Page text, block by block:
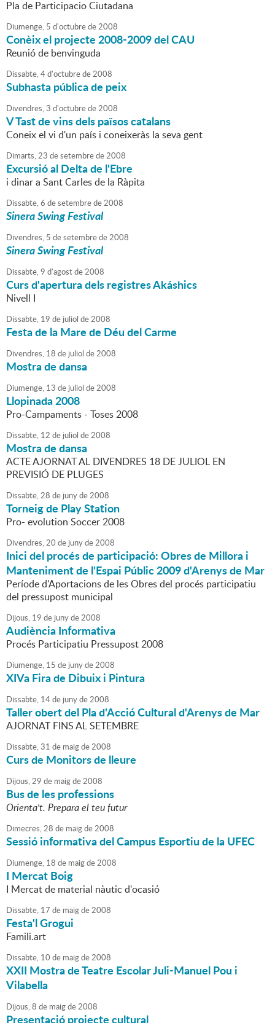
Pla de Participacio Ciutadana
Diumenge, 5 d'octubrede2008
Conèix el projecte 2008-2009 del CAU
Reunió de benvinguda
Dissabte,4d'octubrede2008
Subhasta pública de peix
Divendres,3 d'octubrede2008
V Tast de vins dels països catalans
Coneix el vi d'un país i coneixeràs la seva gent
Dimarts,23 desetembrede2008
Excursió al Delta de l'Ebre
i dinar a Sant Carles de la Ràpita
Dissabte,6 desetembrede2008
Sinera Swing Festival
Divendres, 5 desetembrede2008
Sinera Swing Festival
Dissabte,9 d'agostde2008
Curs d'apertura dels registres Akáshics
Nivell I
Dissabte, 19 de juliol de2008
Festa de la Mare de Déu del Carme
Divendres, 18 de juliol de2008
Mostra de dansa
Diumenge, 13 de juliol de2008
Llopinada 2008
Pro-Campaments - Toses 2008
Dissabte, 12 de juliol de2008
Mostra de dansa
ACTE AJORNAT AL DIVENDRES 18 DE JULIOL EN
PREVISIÓ DE PLUGES
Dissabte,28 de junyde2008
Torneig de Play Station
Pro- evolution Soccer 2008
Divendres,20 de junyde2008
Inici del procés de participació: Obres de Millora i
Manteniment de l'Espai Públic 2009 d'Arenys de Mar
Període d'Aportacions de les Obres del procés participatiu
del pressupost municipal
Dijous, 19 de junyde2008
Audiència Informativa
Procés Participatiu Pressupost 2008
Diumenge, 15 de junyde2008
XIVa Fira de Dibuix i Pintura
Dissabte, 14de junyde2008
Taller obert del Pla d'Acció Cultural d'Arenys de Mar
AJORNAT FINS AL SETEMBRE
Dissabte,31 de maigde2008
Curs de Monitors de lleure
Dijous,29 de maigde2008
Bus de les professions
Orienta't. Prepara el teu futur
Dimecres,28 de maigde2008
Sessió informativa del Campus Esportiu de la UFEC
Diumenge, 18 de maigde2008
I Mercat Boig
I Mercat de material nàutic d'ocasió
Dissabte, 17 de maigde2008
Festa'l Grogui
Famili.art
Dissabte, 10 de maigde2008
XXII Mostra de Teatre Escolar Juli-Manuel Pou i
Vilabella
Dijous,8 de maigde2008
Presentació projecte cultural